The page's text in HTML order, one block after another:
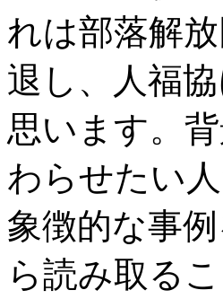
れは部落解
退し、人福
思います。
わらせたい
象徴的な事例
ら読み取る